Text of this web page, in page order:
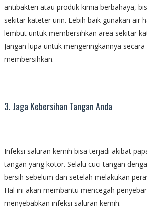
antibakteri atau produk kimia berbahaya,
sekitar kateter urin. Lebih baik gunakan air
lembut untuk membersihkan area sekitar
Jangan lupa untuk mengeringkannya
membersihkan.
3. Jaga Kebersihan Tangan Anda
Infeksi saluran kemih bisa terjadi akibat
tangan yang kotor. Selalu cuci tangan
bersih sebelum dan setelah melakukan
Hal ini akan membantu mencegah
menyebabkan infeksi saluran kemih.